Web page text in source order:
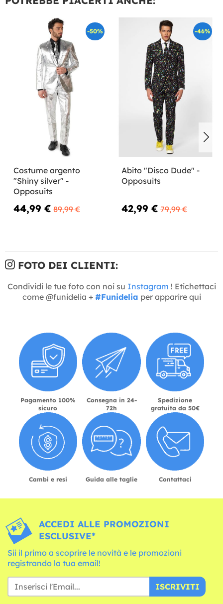
-50%
Costume argento
"Shiny silver" -
Opposuits
44,99 € 89,99 €
-46%
Abito "Disco Dude" -
Opposuits
42,99 € 79,99 €
FOTO DEI CLIENTI:
Condividi le tue foto con noi su Instagram ! Etichettaci
come @funidelia + #Funidelia per apparire qui
Pagamento 100%
sicuro
Consegna in 24-
72h
Spedizione
gratuita da 50€
Cambi e resi Guida alle taglie Contattaci
ACCEDI ALLE PROMOZIONI
ESCLUSIVE*
Sii il primo a scoprire le novità e le promozioni
registrando la tua email!
ISCRIVITI